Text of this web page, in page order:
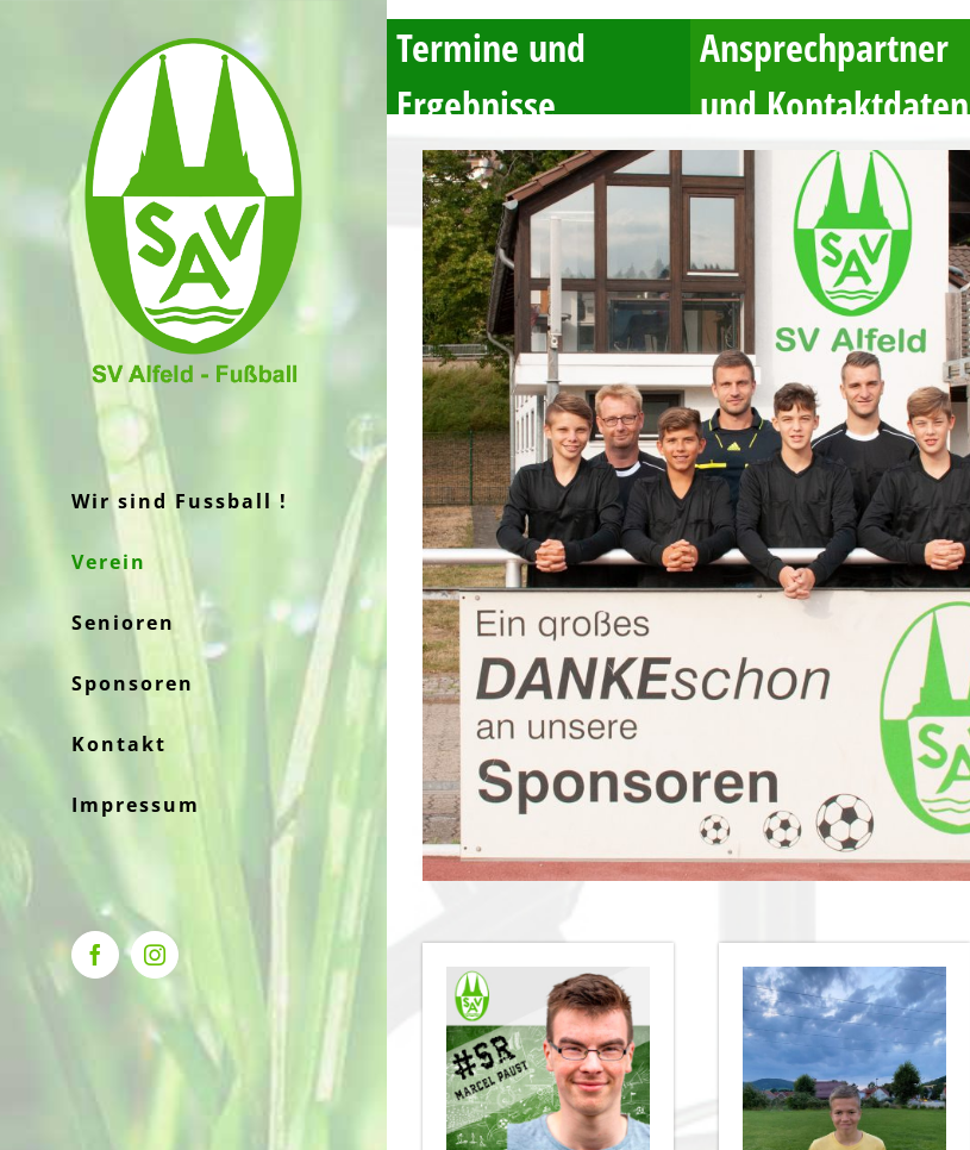
Wir sind Fussball !
Verein
Senioren
Sponsoren
Kontakt
Impressum
FacebookInstagram
Termine und
Ergebnisse
Ansprechpartner
und Kontaktdaten